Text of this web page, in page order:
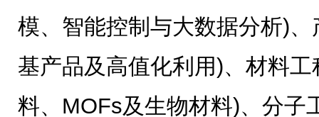
模、智能控制与大数据分析)
基产品及高值化利用)、材料
料、MOFs及生物材料)、分子